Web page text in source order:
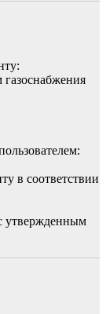
в соответствии
утвержденным